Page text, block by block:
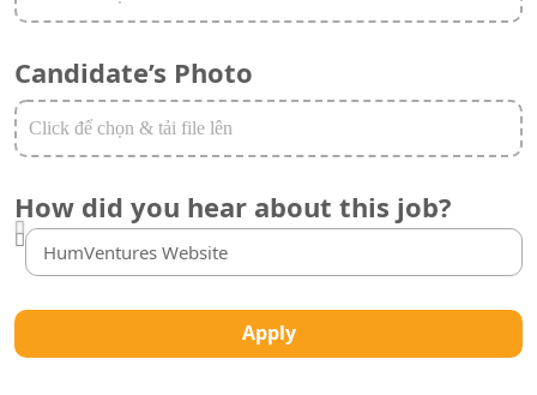
Candidate’s Photo
How did you hear about this job?
Apply